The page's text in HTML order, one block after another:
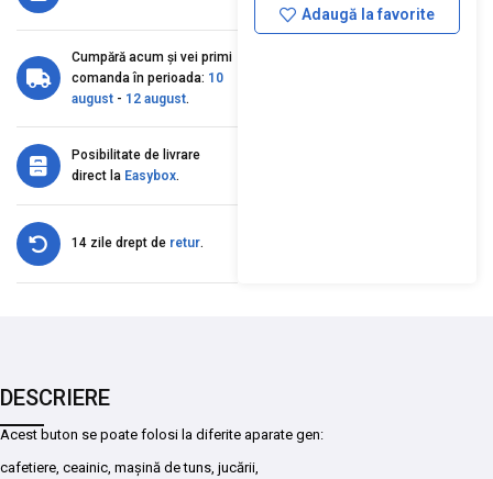
Cumpără acum și vei primi
comanda în perioada: 10
august - 12 august.
Posibilitate de livrare
direct la Easybox.
14 zile drept de retur.
Adaugă la favorite
DESCRIERE
Acest buton se poate folosi la diferite aparate gen:
cafetiere, ceainic, mașină de tuns, jucării,